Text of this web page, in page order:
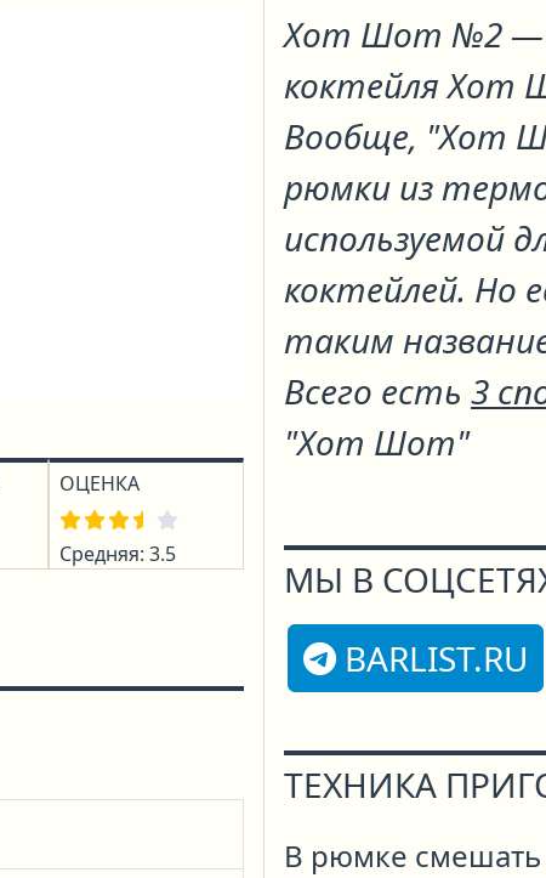
ОЦЕНКА
Средняя: 3.5
Хот Шот №2—
коктейляХот
Вообще, "Хот
рюмки из
используемой
коктейлей. Но
таким
Всего есть 3
"Хот Шот"
МЫ В
BARLIST.RU
ТЕХНИКА
В рюмке смешать